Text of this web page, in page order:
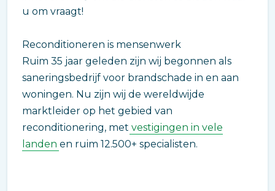
u om vraagt!
Reconditioneren is mensenwerk
Ruim 35 jaar geleden zijn wij begonnen als
saneringsbedrijf voor brandschade in en aan
woningen. Nu zijn wij de wereldwijde
marktleider op het gebied van
reconditionering, met vestigingen in vele
landen en ruim 12.500+ specialisten.